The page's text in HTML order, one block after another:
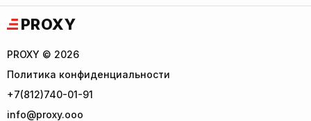
PROXY
PROXY © 2026
Политика конфиденциальности
+7(812)740-01-91
info@proxy.ooo